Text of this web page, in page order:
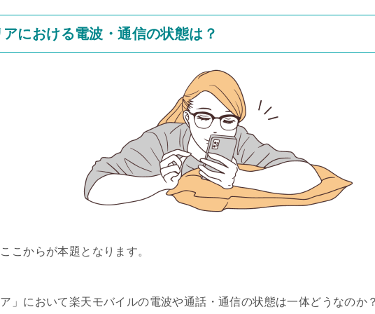
における電波・通信の状態は？
こからが本題となります。
ア」において楽天モバイルの電波や通話・通信の状態は一体どうなのか